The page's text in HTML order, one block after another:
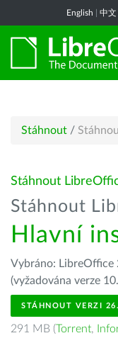
English 中文
Stáhnout /
Stáhnout
Stáhnout
Hlavní
Vybráno: LibreOffice
(vyžadována verze
STÁHNOUT VERZI
291 MB (Torrent,